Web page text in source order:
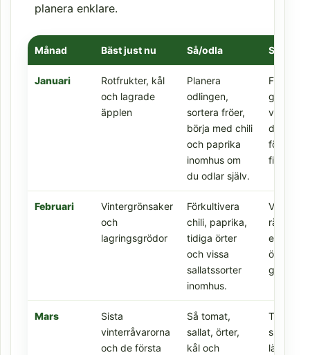
planera enklare.
Månad Bäst just nu Så/odla Skörda
Januari
Rotfrukter, kål
och lagrade
äpplen
Planera
odlingen,
sortera fröer,
börja med chili
och paprika
inomhus om
du odlar själv.
Främst
grödor
där
finns.
Februari
Vintergrönsaker
och
lagringsgrödor
Förkultivera
chili, paprika,
tidiga örter
och vissa
sallatssorter
inomhus.
råvaror
grödor.
Mars
Sista
vinterråvarorna
och de första
Så tomat,
sallat, örter,
kål och
Tidiga
lägen